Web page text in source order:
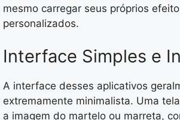
mesmo carregar seus próprios
personalizados.
Interface Simples e
A interface desses aplicativos
extremamente minimalista. Uma
a imagem do martelo ou marreta,